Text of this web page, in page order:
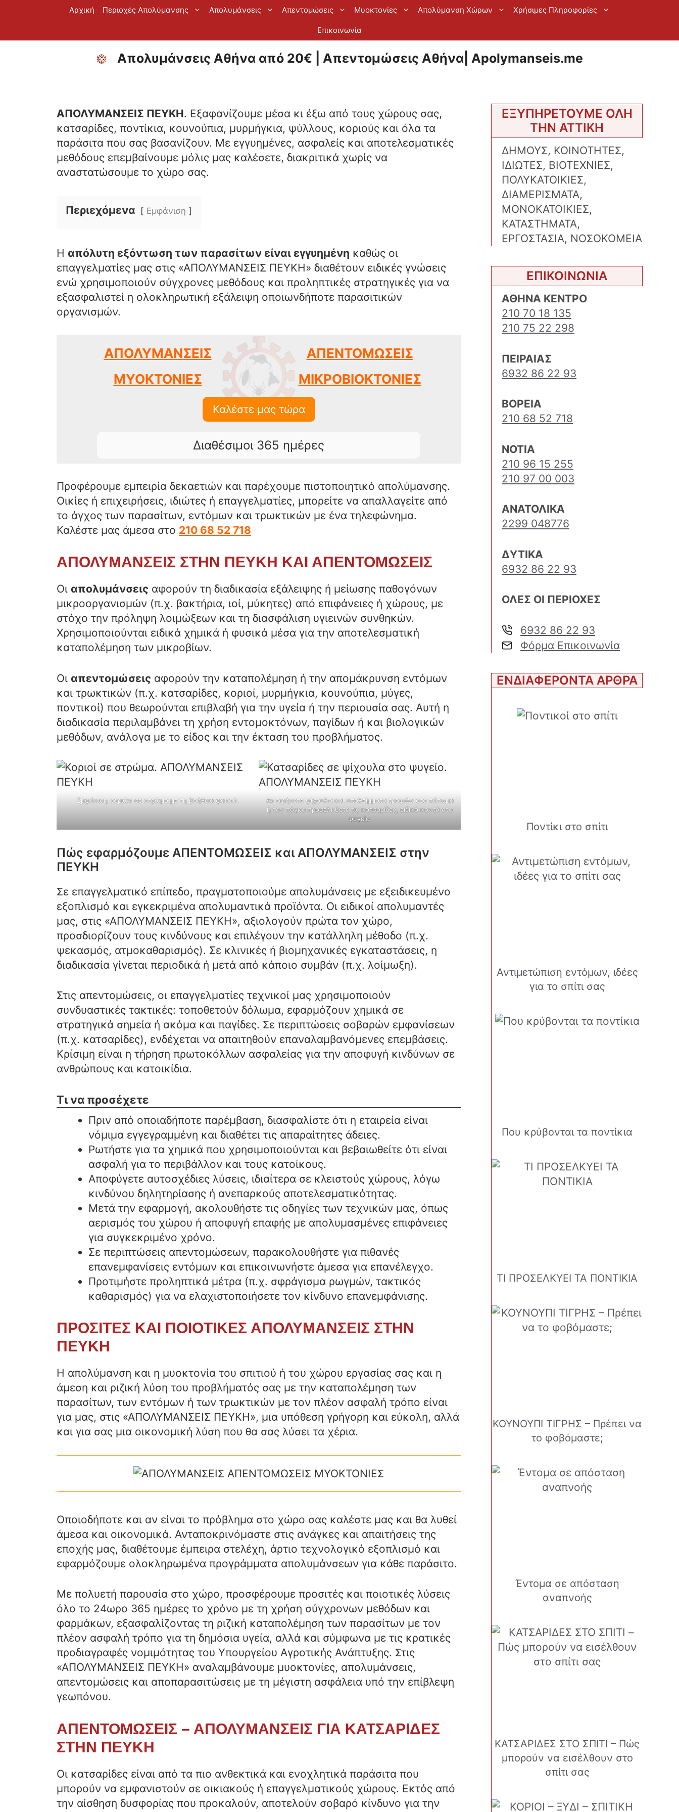
Αρχική Περιοχές Απολύμανσης Απολυμάνσεις Απεντομώσεις Μυοκτονίες Απολύμανση Χώρων Χρήσιμες Πληροφορίες
Επικοινωνία
Απολυμάνσεις Αθήνα από 20€ | Απεντομώσεις Αθήνα| Apolymanseis.me
ΑΠΟΛΥΜΑΝΣΕΙΣ ΠΕΥΚΗ. Εξαφανίζουμε μέσα κι έξω από τους χώρους σας,
κατσαρίδες, ποντίκια, κουνούπια, μυρμήγκια, ψύλλους, κοριούς και όλα τα
παράσιτα που σας βασανίζουν. Με εγγυημένες, ασφαλείς και αποτελεσματικές
μεθόδους επεμβαίνουμε μόλις μας καλέσετε, διακριτικά χωρίς να
αναστατώσουμε το χώρο σας.
Περιεχόμενα Εμφάνιση
Η απόλυτη εξόντωση των παρασίτων είναι εγγυημένη καθώς οι
επαγγελματίες μας στις «ΑΠΟΛΥΜΑΝΣΕΙΣ ΠΕΥΚΗ» διαθέτουν ειδικές γνώσεις
ενώ χρησιμοποιούν σύγχρονες μεθόδους και προληπτικές στρατηγικές για να
εξασφαλιστεί η ολοκληρωτική εξάλειψη οποιωνδήποτε παρασιτικών
οργανισμών.
ΑΠΟΛΥΜΑΝΣΕΙΣ
ΜΥΟΚΤΟΝΙΕΣ
ΑΠΕΝΤΟΜΩΣΕΙΣ
ΜΙΚΡΟΒΙΟΚΤΟΝΙΕΣ
Καλέστε μας τώρα
Διαθέσιμοι 365 ημέρες
Προφέρουμε εμπειρία δεκαετιών και παρέχουμε πιστοποιητικό απολύμανσης.
Οικίες ή επιχειρήσεις, ιδιώτες ή επαγγελματίες, μπορείτε να απαλλαγείτε από
το άγχος των παρασίτων, εντόμων και τρωκτικών με ένα τηλεφώνημα.
Καλέστε μας άμεσα στο 210 68 52 718
ΑΠΟΛΥΜΑΝΣΕΙΣ ΣΤΗΝ ΠΕΥΚΗ ΚΑΙ ΑΠΕΝΤΟΜΩΣΕΙΣ
Οι απολυμάνσεις αφορούν τη διαδικασία εξάλειψης ή μείωσης παθογόνων
μικροοργανισμών (π.χ. βακτήρια, ιοί, μύκητες) από επιφάνειες ή χώρους, με
στόχο την πρόληψη λοιμώξεων και τη διασφάλιση υγιεινών συνθηκών.
Χρησιμοποιούνται ειδικά χημικά ή φυσικά μέσα για την αποτελεσματική
καταπολέμηση των μικροβίων.
Οι απεντομώσεις αφορούν την καταπολέμηση ή την απομάκρυνση εντόμων
και τρωκτικών (π.χ. κατσαρίδες, κοριοί, μυρμήγκια, κουνούπια, μύγες,
ποντικοί) που θεωρούνται επιβλαβή για την υγεία ή την περιουσία σας. Αυτή η
διαδικασία περιλαμβάνει τη χρήση εντομοκτόνων, παγίδων ή και βιολογικών
μεθόδων, ανάλογα με το είδος και την έκταση του προβλήματος.
Εμφάνιση κοριών σε στρώμα με τη βοήθεια φακού.
Αν αφήνετε ψίχουλα και υπολείμματα τροφών στο πάτωμα
ή τον πάγκο προσελκύετε τις κατσαρίδες, ειδικά κοντά στο
ψυγείο.
Πώς εφαρμόζουμε ΑΠΕΝΤΟΜΩΣΕΙΣ και ΑΠΟΛΥΜΑΝΣΕΙΣ στην
ΠΕΥΚΗ
Σε επαγγελματικό επίπεδο, πραγματοποιούμε απολυμάνσεις με εξειδικευμένο
εξοπλισμό και εγκεκριμένα απολυμαντικά προϊόντα. Οι ειδικοί απολυμαντές
μας, στις «ΑΠΟΛΥΜΑΝΣΕΙΣ ΠΕΥΚΗ», αξιολογούν πρώτα τον χώρο,
προσδιορίζουν τους κινδύνους και επιλέγουν την κατάλληλη μέθοδο (π.χ.
ψεκασμός, ατμοκαθαρισμός). Σε κλινικές ή βιομηχανικές εγκαταστάσεις, η
διαδικασία γίνεται περιοδικά ή μετά από κάποιο συμβάν (π.χ. λοίμωξη).
Στις απεντομώσεις, οι επαγγελματίες τεχνικοί μας χρησιμοποιούν
συνδυαστικές τακτικές: τοποθετούν δόλωμα, εφαρμόζουν χημικά σε
στρατηγικά σημεία ή ακόμα και παγίδες. Σε περιπτώσεις σοβαρών εμφανίσεων
(π.χ. κατσαρίδες), ενδέχεται να απαιτηθούν επαναλαμβανόμενες επεμβάσεις.
Κρίσιμη είναι η τήρηση πρωτοκόλλων ασφαλείας για την αποφυγή κινδύνων σε
ανθρώπους και κατοικίδια.
Τι να προσέχετε
Πριν από οποιαδήποτε παρέμβαση, διασφαλίστε ότι η εταιρεία είναι
νόμιμα εγγεγραμμένη και διαθέτει τις απαραίτητες άδειες.
Ρωτήστε για τα χημικά που χρησιμοποιούνται και βεβαιωθείτε ότι είναι
ασφαλή για το περιβάλλον και τους κατοίκους.
Αποφύγετε αυτοσχέδιες λύσεις, ιδιαίτερα σε κλειστούς χώρους, λόγω
κινδύνου δηλητηρίασης ή ανεπαρκούς αποτελεσματικότητας.
Μετά την εφαρμογή, ακολουθήστε τις οδηγίες των τεχνικών μας, όπως
αερισμός του χώρου ή αποφυγή επαφής με απολυμασμένες επιφάνειες
για συγκεκριμένο χρόνο.
Σε περιπτώσεις απεντομώσεων, παρακολουθήστε για πιθανές
επανεμφανίσεις εντόμων και επικοινωνήστε άμεσα για επανέλεγχο.
Προτιμήστε προληπτικά μέτρα (π.χ. σφράγισμα ρωγμών, τακτικός
καθαρισμός) για να ελαχιστοποιήσετε τον κίνδυνο επανεμφάνισης.
ΠΡΟΣΙΤΕΣ ΚΑΙ ΠΟΙΟΤΙΚΕΣ ΑΠΟΛΥΜΑΝΣΕΙΣ ΣΤΗΝ
ΠΕΥΚΗ
Η απολύμανση και η μυοκτονία του σπιτιού ή του χώρου εργασίας σας και η
άμεση και ριζική λύση του προβλήματός σας με την καταπολέμηση των
παρασίτων, των εντόμων ή των τρωκτικών με τον πλέον ασφαλή τρόπο είναι
για μας, στις «ΑΠΟΛΥΜΑΝΣΕΙΣ ΠΕΥΚΗ», μια υπόθεση γρήγορη και εύκολη, αλλά
και για σας μια οικονομική λύση που θα σας λύσει τα χέρια.
Οποιοδήποτε και αν είναι το πρόβλημα στο χώρο σας καλέστε μας και θα λυθεί
άμεσα και οικονομικά. Ανταποκρινόμαστε στις ανάγκες και απαιτήσεις της
εποχής μας, διαθέτουμε έμπειρα στελέχη, άρτιο τεχνολογικό εξοπλισμό και
εφαρμόζουμε ολοκληρωμένα προγράμματα απολυμάνσεων για κάθε παράσιτο.
Με πολυετή παρουσία στο χώρο, προσφέρουμε προσιτές και ποιοτικές λύσεις
όλο το 24ωρο 365 ημέρες το χρόνο με τη χρήση σύγχρονων μεθόδων και
φαρμάκων, εξασφαλίζοντας τη ριζική καταπολέμηση των παρασίτων με τον
πλέον ασφαλή τρόπο για τη δημόσια υγεία, αλλά και σύμφωνα με τις κρατικές
προδιαγραφές νομιμότητας του Υπουργείου Αγροτικής Ανάπτυξης. Στις
«ΑΠΟΛΥΜΑΝΣΕΙΣ ΠΕΥΚΗ» αναλαμβάνουμε μυοκτονίες, απολυμάνσεις,
απεντομώσεις και αποπαρασιτώσεις με τη μέγιστη ασφάλεια υπό την επίβλεψη
γεωπόνου.
ΑΠΕΝΤΟΜΩΣΕΙΣ – ΑΠΟΛΥΜΑΝΣΕΙΣ ΓΙΑ ΚΑΤΣΑΡΙΔΕΣ
ΣΤΗΝ ΠΕΥΚΗ
Οι κατσαρίδες είναι από τα πιο ανθεκτικά και ενοχλητικά παράσιτα που
μπορούν να εμφανιστούν σε οικιακούς ή επαγγελματικούς χώρους. Εκτός από
την αίσθηση δυσφορίας που προκαλούν, αποτελούν σοβαρό κίνδυνο για την
ΕΞΥΠΗΡΕΤΟΥΜΕ ΟΛΗ
ΤΗΝ ΑΤΤΙΚΗ
ΔΗΜΟΥΣ, ΚΟΙΝΟΤΗΤΕΣ,
ΙΔΙΩΤΕΣ, ΒΙΟΤΕΧΝΙΕΣ,
ΠΟΛΥΚΑΤΟΙΚΙΕΣ,
ΔΙΑΜΕΡΙΣΜΑΤΑ,
ΜΟΝΟΚΑΤΟΙΚΙΕΣ,
ΚΑΤΑΣΤΗΜΑΤΑ,
ΕΡΓΟΣΤΑΣΙΑ, ΝΟΣΟΚΟΜΕΙΑ
ΕΠΙΚΟΙΝΩΝΙΑ
ΑΘΗΝΑ ΚΕΝΤΡΟ
210 70 18 135
210 75 22 298
ΠΕΙΡΑΙΑΣ
6932 86 22 93
ΒΟΡΕΙΑ
210 68 52 718
ΝΟΤΙΑ
210 96 15 255
210 97 00 003
ΑΝΑΤΟΛΙΚΑ
2299 048776
ΔΥΤΙΚΑ
6932 86 22 93
ΟΛΕΣ ΟΙ ΠΕΡΙΟΧΕΣ
6932 86 22 93
Φόρμα Επικοινωνία
ΕΝΔΙΑΦΕΡΟΝΤΑ ΑΡΘΡΑ
Ποντίκι στο σπίτι
Αντιμετώπιση εντόμων, ιδέες
για το σπίτι σας
Που κρύβονται τα ποντίκια
ΤΙ ΠΡΟΣΕΛΚΥΕΙ ΤΑ ΠΟΝΤΙΚΙΑ
ΚΟΥΝΟΥΠΙ ΤΙΓΡΗΣ – Πρέπει να
το φοβόμαστε;
Έντομα σε απόσταση
αναπνοής
ΚΑΤΣΑΡΙΔΕΣ ΣΤΟ ΣΠΙΤΙ – Πώς
μπορούν να εισέλθουν στο
σπίτι σας